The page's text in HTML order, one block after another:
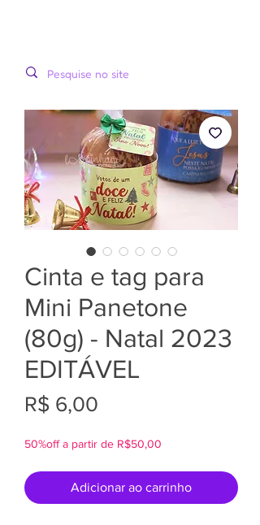
Cinta e tag para
Mini Panetone
(80g) - Natal 2023
EDITÁVEL
R$ 6,00
50%off a partir de R$50,00
Adicionar ao carrinho